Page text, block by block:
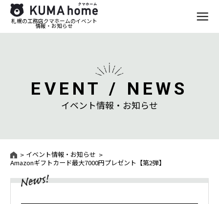
札幌の工務店クマホームのイベント
情報・お知らせ
EVENT / NEWS
イベント情報・お知らせ
イベント情報・お知らせ
Amazonギフトカード最大7000円プレゼント【第2弾】